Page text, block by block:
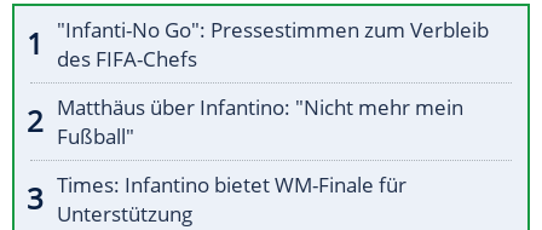
"Infanti-No Go": Pressestimmen zum Verbleib
des FIFA-Chefs
Matthäus über Infantino: "Nicht mehr mein
Fußball"
Times: Infantino bietet WM-Finale für
Unterstützung